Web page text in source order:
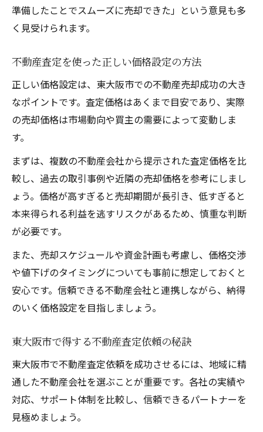
準備したことでスムーズに売却できた」という意見も多
く見受けられます。
不動産査定を使った正しい価格設定の方法
正しい価格設定は、東大阪市での不動産売却成功の大き
なポイントです。査定価格はあくまで目安であり、実際
の売却価格は市場動向や買主の需要によって変動しま
す。
まずは、複数の不動産会社から提示された査定価格を比
較し、過去の取引事例や近隣の売却価格を参考にしまし
ょう。価格が高すぎると売却期間が長引き、低すぎると
本来得られる利益を逃すリスクがあるため、慎重な判断
が必要です。
また、売却スケジュールや資金計画も考慮し、価格交渉
や値下げのタイミングについても事前に想定しておくと
安心です。信頼できる不動産会社と連携しながら、納得
のいく価格設定を目指しましょう。
東大阪市で得する不動産査定依頼の秘訣
東大阪市で不動産査定依頼を成功させるには、地域に精
通した不動産会社を選ぶことが重要です。各社の実績や
対応、サポート体制を比較し、信頼できるパートナーを
見極めましょう。